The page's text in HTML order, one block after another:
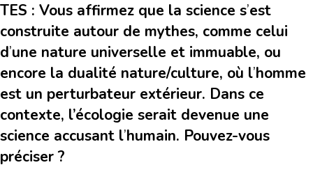
TES : Vous affirmez que la science s’est
construite autour de mythes, comme celui
d’une nature universelle et immuable, ou
encore la dualité nature/culture, où l’homme
est un perturbateur extérieur. Dans ce
contexte, l’écologie serait devenue une
science accusant l’humain. Pouvez-vous
préciser ?